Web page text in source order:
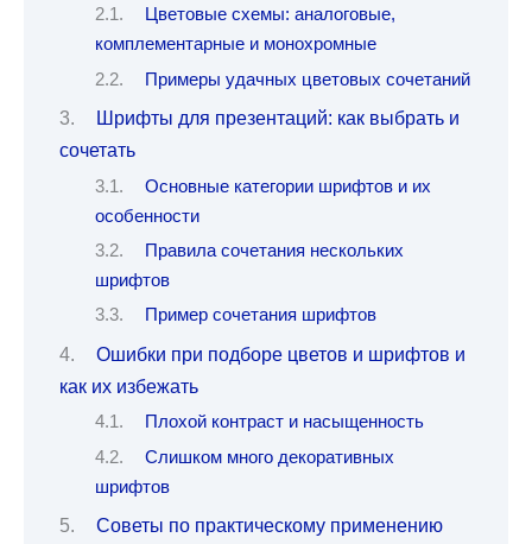
Цветовые схемы: аналоговые,
комплементарные и монохромные
Примеры удачных цветовых сочетаний
Шрифты для презентаций: как выбрать и
сочетать
Основные категории шрифтов и их
особенности
Правила сочетания нескольких
шрифтов
Пример сочетания шрифтов
Ошибки при подборе цветов и шрифтов и
как их избежать
Плохой контраст и насыщенность
Слишком много декоративных
шрифтов
Советы по практическому применению